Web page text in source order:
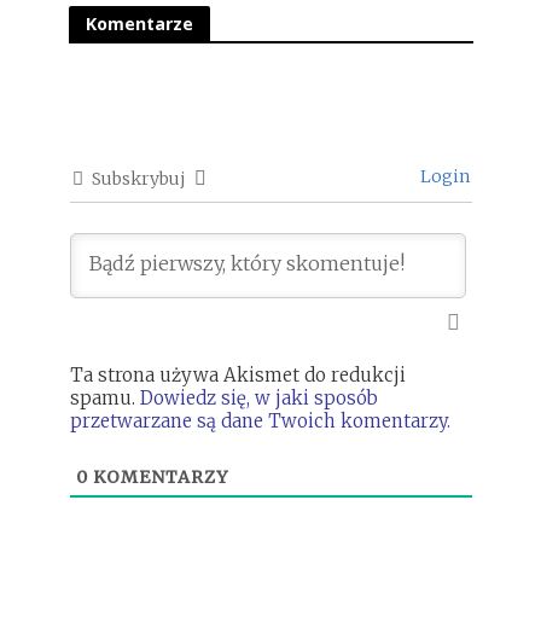
Komentarze
Subskrybuj Login
Ta strona używa Akismet do redukcji
spamu. Dowiedz się, w jaki sposób
przetwarzane są dane Twoich komentarzy.
0KOMENTARZY